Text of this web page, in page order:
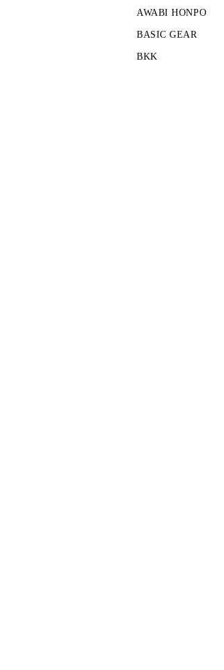
AWABI HONPO
BASIC GEAR
BKK